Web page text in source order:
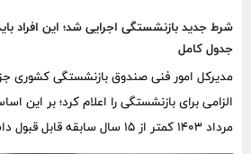
جدول کامل
مدیرکل امور فنی صندوق بازنشستگی کشوری
مرداد ۱۴۰۳ کمتر از ۱۵ سال